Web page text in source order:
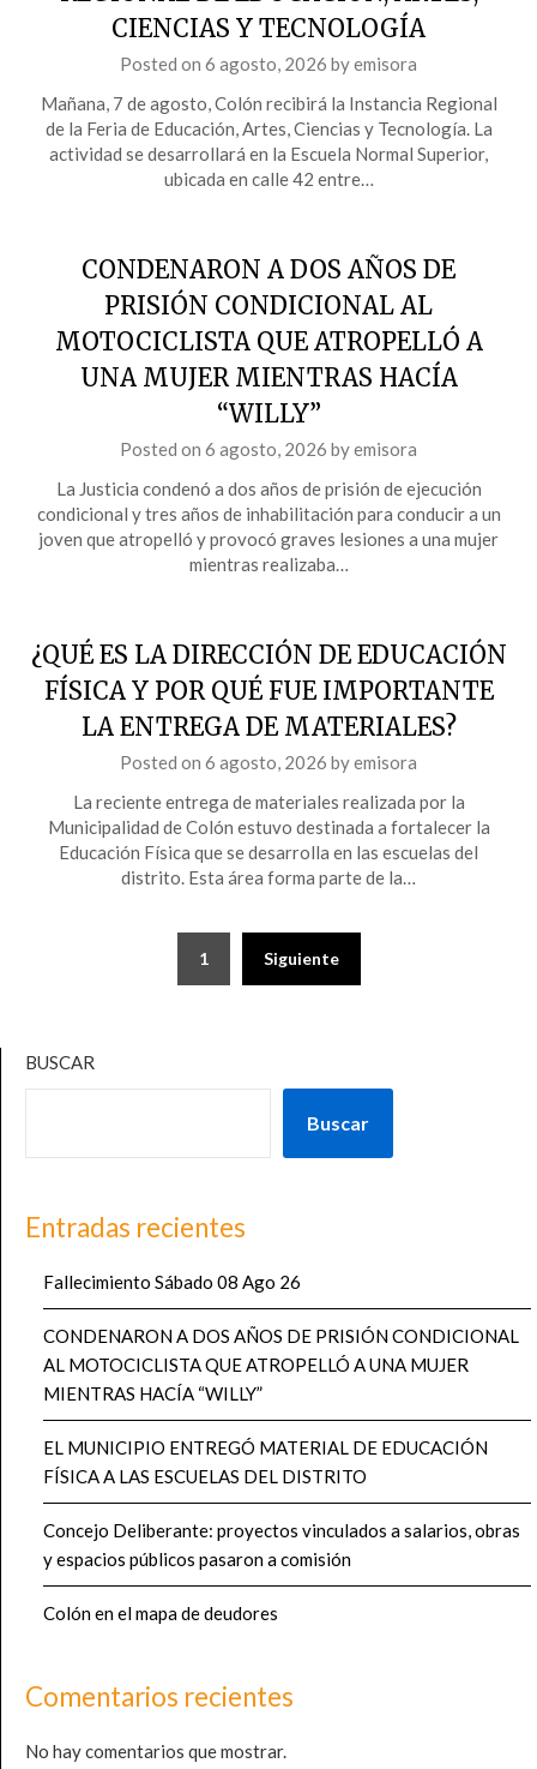
CIENCIAS Y TECNOLOGÍA
Posted on 6 agosto, 2026 byemisora
Mañana, 7 de agosto, Colón recibirá la Instancia Regional
de la Feria de Educación, Artes, Ciencias y Tecnología. La
actividad se desarrollará en la Escuela Normal Superior,
ubicada en calle 42 entre…
CONDENARON A DOS AÑOS DE
PRISIÓN CONDICIONAL AL
MOTOCICLISTA QUE ATROPELLÓ A
UNA MUJER MIENTRAS HACÍA
“WILLY”
Posted on 6 agosto, 2026 byemisora
La Justicia condenó a dos años de prisión de ejecución
condicional y tres años de inhabilitación para conducir a un
joven que atropelló y provocó graves lesiones a una mujer
mientras realizaba…
¿QUÉ ES LA DIRECCIÓN DE EDUCACIÓN
FÍSICA Y POR QUÉ FUE IMPORTANTE
LA ENTREGA DE MATERIALES?
Posted on 6 agosto, 2026 byemisora
La reciente entrega de materiales realizada por la
Municipalidad de Colón estuvo destinada a fortalecer la
Educación Física que se desarrolla en las escuelas del
distrito. Esta área forma parte de la…
1 Siguiente
BUSCAR
Buscar
Entradas recientes
Fallecimiento Sábado 08 Ago 26
CONDENARON A DOS AÑOS DE PRISIÓN CONDICIONAL
AL MOTOCICLISTA QUE ATROPELLÓ A UNA MUJER
MIENTRAS HACÍA “WILLY”
EL MUNICIPIO ENTREGÓ MATERIAL DE EDUCACIÓN
FÍSICA A LAS ESCUELAS DEL DISTRITO
Concejo Deliberante: proyectos vinculados a salarios, obras
y espacios públicos pasaron a comisión
Colón en el mapa de deudores
Comentarios recientes
No hay comentarios que mostrar.